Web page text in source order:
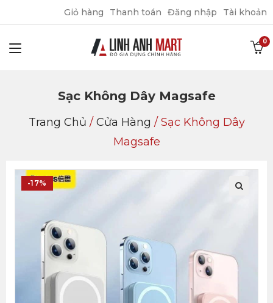
Giỏ hàng Thanh toán Đăng nhập Tài khoản
Sạc Không Dây Magsafe
Trang Chủ / Cửa Hàng / Sạc Không Dây
Magsafe
-17%